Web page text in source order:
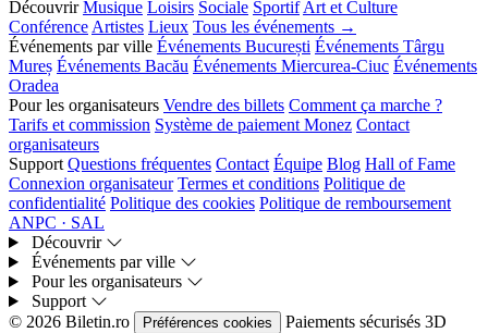
Découvrir Musique Loisirs Sociale Sportif Art et Culture
Conférence Artistes Lieux Tous les événements →
Événements par ville Événements București Événements Târgu
Mureș Événements Bacău Événements Miercurea-Ciuc Événements
Oradea
Pour les organisateurs Vendre des billets Comment ça marche ?
Tarifs et commission Système de paiement Monez Contact
organisateurs
Support Questions fréquentes Contact Équipe Blog Hall of Fame
Connexion organisateur Termes et conditions Politique de
confidentialité Politique des cookies Politique de remboursement
ANPC · SAL
Découvrir
Événements par ville
Pour les organisateurs
Support
© 2026 Biletin.ro
Préférences cookies Paiements sécurisés 3D